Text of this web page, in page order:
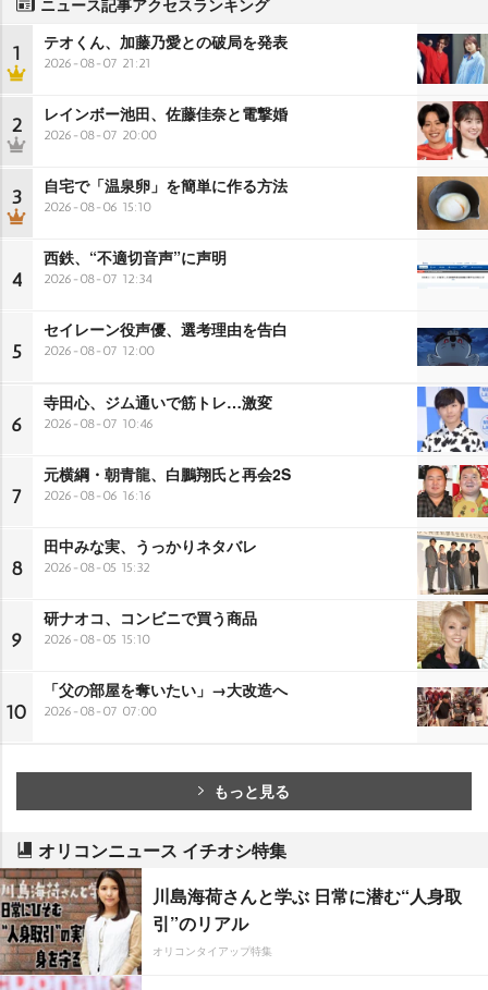
ニュース記事アクセスランキング
1 テオくん、加藤乃愛との破局を発表
2026-08-07 21:21
2 レインボー池田、佐藤佳奈と電撃婚
2026-08-07 20:00
3 自宅で「温泉卵」を簡単に作る方法
2026-08-06 15:10
4
西鉄、“不適切音声”に声明
2026-08-07 12:34
5
セイレーン役声優、選考理由を告白
2026-08-07 12:00
6
寺田心、ジム通いで筋トレ…激変
2026-08-07 10:46
7
元横綱・朝青龍、白鵬翔氏と再会2S
2026-08-06 16:16
8
田中みな実、うっかりネタバレ
2026-08-05 15:32
9
研ナオコ、コンビニで買う商品
2026-08-05 15:10
10
「父の部屋を奪いたい」→大改造へ
2026-08-07 07:00
もっと見る
オリコンニュース イチオシ特集
川島海荷さんと学ぶ 日常に潜む“人身取
引”のリアル
オリコンタイアップ特集